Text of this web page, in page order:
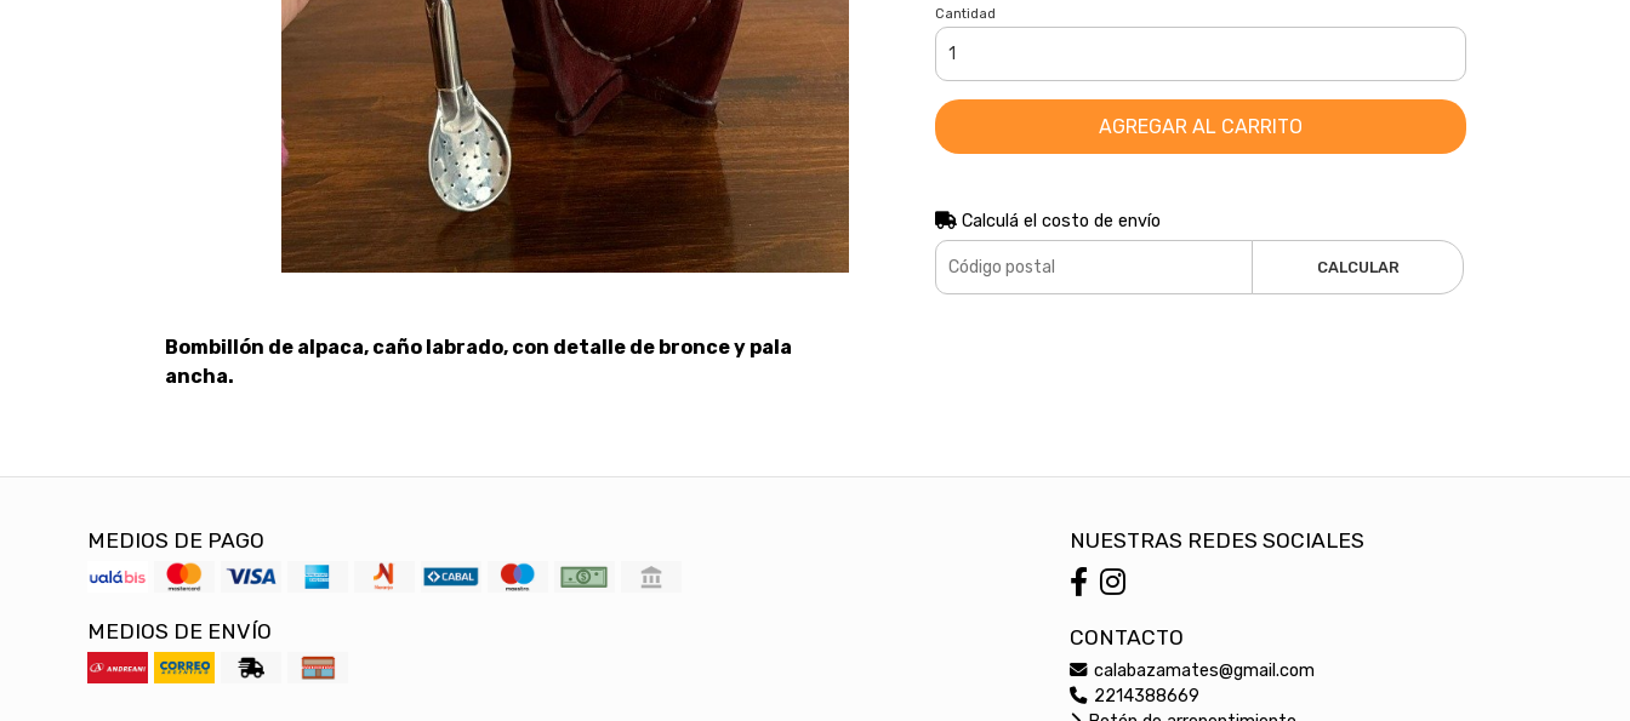
Bombillón de alpaca, caño labrado, con detalle de bronce y pala
ancha.
Cantidad
AGREGAR AL CARRITO
Calculá el costo de envío
CALCULAR
MEDIOS DE PAGO
MEDIOS DE ENVÍO
NUESTRAS REDES SOCIALES
CONTACTO
calabazamates@gmail.com
2214388669